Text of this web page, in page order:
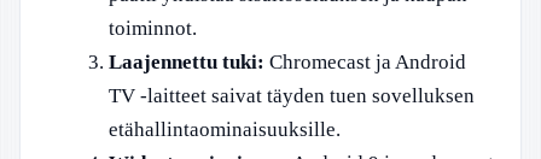
toiminnot.
Laajennettu tuki: Chromecast ja Android
TV -laitteet saivat täyden tuen sovelluksen
etähallintaominaisuuksille.